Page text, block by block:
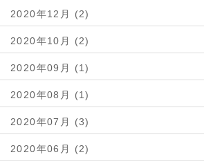
2020年12月 (2)
2020年10月 (2)
2020年09月 (1)
2020年08月 (1)
2020年07月 (3)
2020年06月 (2)